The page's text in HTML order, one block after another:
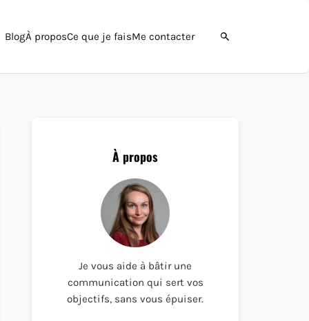
BlogÀ proposCe que je faisMe contacter Ouvrir la recherche
À propos
Je vous aide à bâtir une
communication qui sert vos
objectifs, sans vous épuiser.